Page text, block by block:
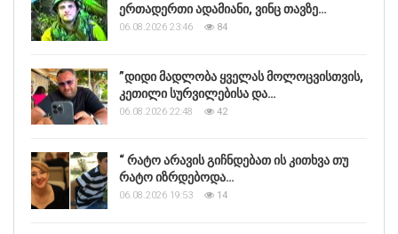
ერთადერთი ადამიანი, ვინც თავზე…
06.08.2026 23:46 84
”დიდი მადლობა ყველას მოლოცვისთვის,
კეთილი სურვილებისა და…
06.08.2026 22:48 42
“ რატო არავის გიჩნდებათ ის კითხვა თუ
რატო იზრდებოდა…
06.08.2026 19:53 14